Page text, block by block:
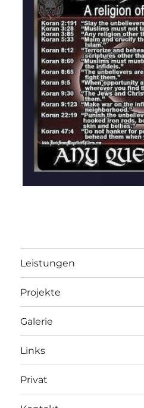
Leistungen
Projekte
Galerie
Links
Privat